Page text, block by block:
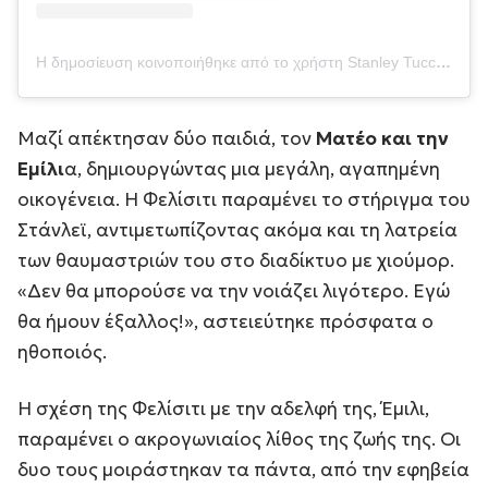
Η δημοσίευση κοινοποιήθηκε από το χρήστη Stanley Tucci (@stanleytucci)
Μαζί απέκτησαν δύο παιδιά, τον Ματέο και την
Εμίλια, δημιουργώντας μια μεγάλη, αγαπημένη
οικογένεια. Η Φελίσιτι παραμένει το στήριγμα του
Στάνλεϊ, αντιμετωπίζοντας ακόμα και τη λατρεία
των θαυμαστριών του στο διαδίκτυο με χιούμορ.
«Δεν θα μπορούσε να την νοιάζει λιγότερο. Εγώ
θα ήμουν έξαλλος!», αστειεύτηκε πρόσφατα ο
ηθοποιός.
Η σχέση της Φελίσιτι με την αδελφή της, Έμιλι,
παραμένει ο ακρογωνιαίος λίθος της ζωής της. Οι
δυο τους μοιράστηκαν τα πάντα, από την εφηβεία